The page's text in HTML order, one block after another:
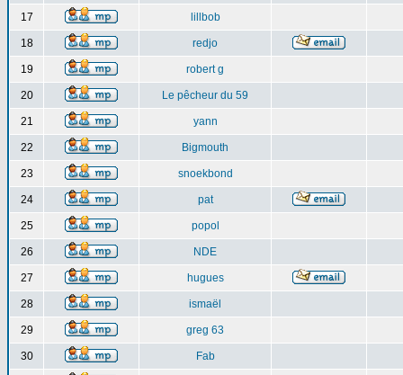
17 lillbob
18 redjo
19 robert g
20 Le pêcheur du 59
21 yann
22 Bigmouth
23 snoekbond
24 pat
25 popol
26 NDE
27 hugues
28 ismaël
29 greg 63
30 Fab